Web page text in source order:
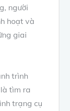
người
hoạt và
giai
trình
tìm ra
trạng cụ